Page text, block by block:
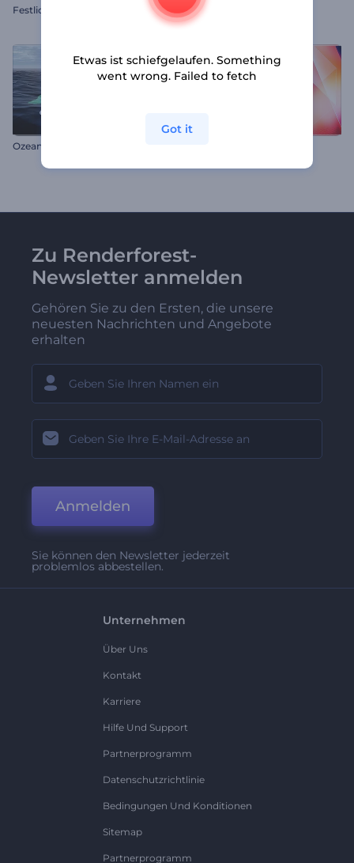
Festlicher Weihnachtskranz Intro Krypto Tech Intro
Ozean Logo
Zu Renderforest-
Newsletter anmelden
Gehören Sie zu den Ersten, die unsere
neuesten Nachrichten und Angebote
erhalten
Anmelden
Sie können den Newsletter jederzeit
problemlos abbestellen.
Unternehmen
Über Uns
Kontakt
Karriere
Hilfe Und Support
Partnerprogramm
Datenschutzrichtlinie
Bedingungen Und Konditionen
Sitemap
Partnerprogramm
Etwas ist schiefgelaufen. Something
went wrong. Failed to fetch
Got it